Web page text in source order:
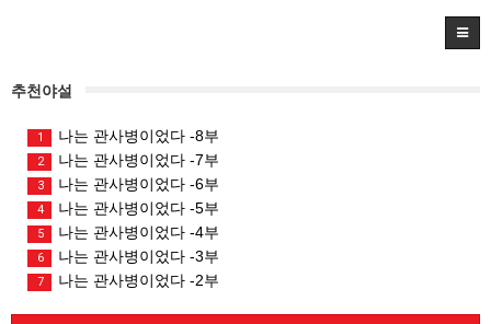
추천야설
1 나는 관사병이었다 -8부
2 나는 관사병이었다 -7부
3 나는 관사병이었다 -6부
4 나는 관사병이었다 -5부
5 나는 관사병이었다 -4부
6 나는 관사병이었다 -3부
7 나는 관사병이었다 -2부